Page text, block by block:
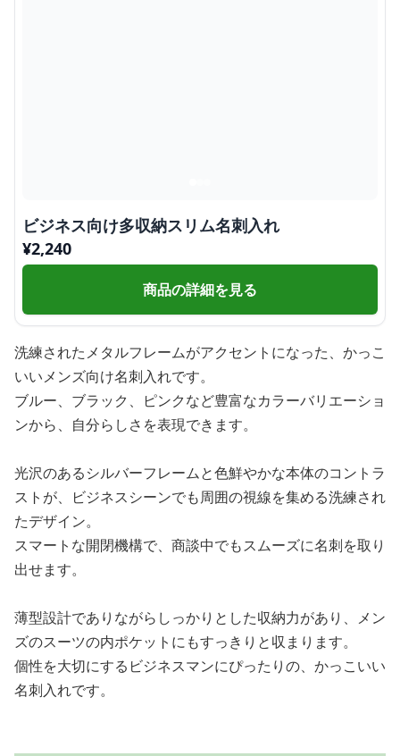
ビジネス向け多収納スリム名刺入れ
¥2,240
商品の詳細を見る
洗練されたメタルフレームがアクセントになった、かっこ
いいメンズ向け名刺入れです。
ブルー、ブラック、ピンクなど豊富なカラーバリエーショ
ンから、自分らしさを表現できます。
光沢のあるシルバーフレームと色鮮やかな本体のコントラ
ストが、ビジネスシーンでも周囲の視線を集める洗練され
たデザイン。
スマートな開閉機構で、商談中でもスムーズに名刺を取り
出せます。
薄型設計でありながらしっかりとした収納力があり、メン
ズのスーツの内ポケットにもすっきりと収まります。
個性を大切にするビジネスマンにぴったりの、かっこいい
名刺入れです。